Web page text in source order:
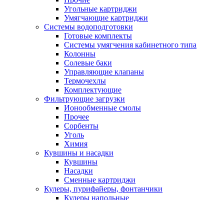
Угольные картриджи
Умягчающие картриджи
Системы водоподготовки
Готовые комплекты
Системы умягчения кабинетного типа
Колонны
Солевые баки
Управляющие клапаны
Термочехлы
Комплектующие
Фильтрующие загрузки
Ионообменные смолы
Прочее
Сорбенты
Уголь
Химия
Кувшины и насадки
Кувшины
Насадки
Сменные картриджи
Кулеры, пурифайеры, фонтанчики
Кулеры напольные